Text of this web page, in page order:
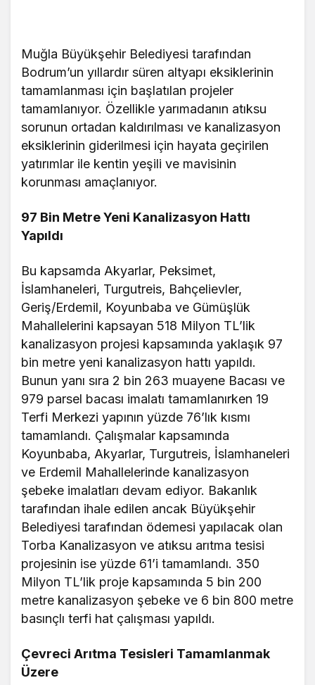
Muğla Büyükşehir Belediyesi tarafından
Bodrum’un yıllardır süren altyapı eksiklerinin
tamamlanması için başlatılan projeler
tamamlanıyor. Özellikle yarımadanın atıksu
sorunun ortadan kaldırılması ve kanalizasyon
eksiklerinin giderilmesi için hayata geçirilen
yatırımlar ile kentin yeşili ve mavisinin
korunması amaçlanıyor.
97 Bin Metre Yeni Kanalizasyon Hattı
Yapıldı
Bu kapsamda Akyarlar, Peksimet,
İslamhaneleri, Turgutreis, Bahçelievler,
Geriş/Erdemil, Koyunbaba ve Gümüşlük
Mahallelerini kapsayan 518 Milyon TL’lik
kanalizasyon projesi kapsamında yaklaşık 97
bin metre yeni kanalizasyon hattı yapıldı.
Bunun yanı sıra 2 bin 263 muayene Bacası ve
979 parsel bacası imalatı tamamlanırken 19
Terfi Merkezi yapının yüzde 76’lık kısmı
tamamlandı. Çalışmalar kapsamında
Koyunbaba, Akyarlar, Turgutreis, İslamhaneleri
ve Erdemil Mahallelerinde kanalizasyon
şebeke imalatları devam ediyor. Bakanlık
tarafından ihale edilen ancak Büyükşehir
Belediyesi tarafından ödemesi yapılacak olan
Torba Kanalizasyon ve atıksu arıtma tesisi
projesinin ise yüzde 61’i tamamlandı. 350
Milyon TL’lik proje kapsamında 5 bin 200
metre kanalizasyon şebeke ve 6 bin 800 metre
basınçlı terfi hat çalışması yapıldı.
Çevreci Arıtma Tesisleri Tamamlanmak
Üzere